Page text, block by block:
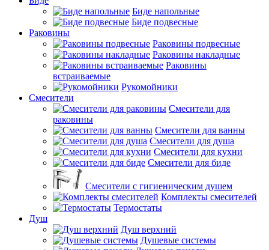
Биде напольные
Биде подвесные
Раковины
Раковины подвесные
Раковины накладные
Раковины
встраиваемые
Рукомойники
Смесители
Смесители для
раковины
Смесители для ванны
Смесители для душа
Смесители для кухни
Смесители для биде
Смесители с гигиеническим душем
Комплекты смесителей
Термостаты
Душ
Душ верхний
Душевые системы